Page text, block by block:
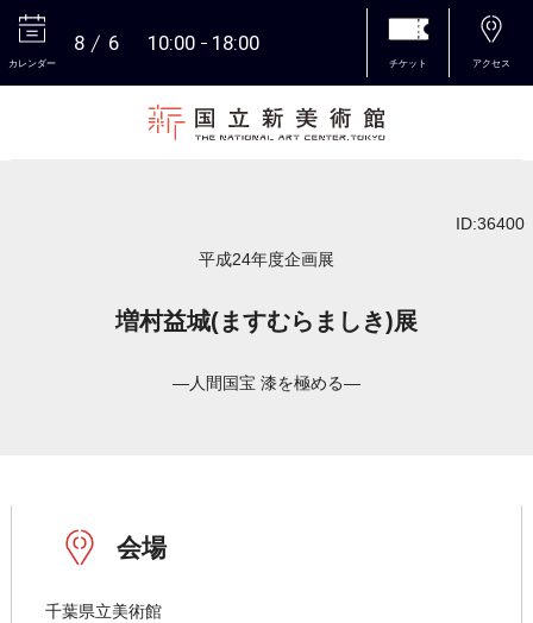
カレンダー
8 6 10:00 18:00
チケット アクセス
ID:36400
平成24年度企画展
増村益城(ますむらましき)展
―人間国宝 漆を極める―
会場
千葉県立美術館